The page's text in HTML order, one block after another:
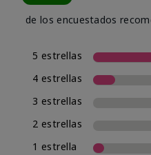
de los encuestados
5 estrellas
4 estrellas
3 estrellas
2 estrellas
1 estrella